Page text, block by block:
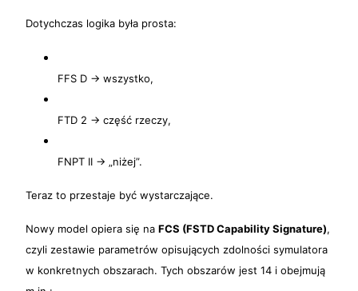
Dotychczas logika była prosta:
FFS D → wszystko,
FTD 2 → część rzeczy,
FNPT II → „niżej”.
Teraz to przestaje być wystarczające.
Nowy model opiera się na FCS (FSTD Capability Signature),
czyli zestawie parametrów opisujących zdolności symulatora
w konkretnych obszarach. Tych obszarów jest 14 i obejmują